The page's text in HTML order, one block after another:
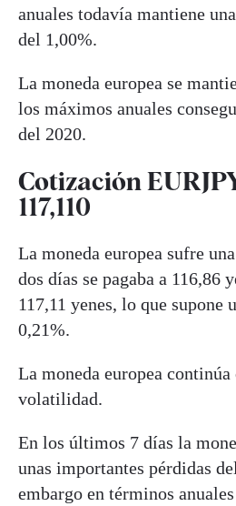
anuales todavía mantiene
del 1,00%.
La moneda europea se
los máximos anuales
del 2020.
Cotización
117,110
La moneda europea sufre
dos días se pagaba a 116,86
117,11 yenes, lo que supone
0,21%.
La moneda europea continúa
volatilidad.
En los últimos 7 días la
unas importantes pérdidas
embargo en términos